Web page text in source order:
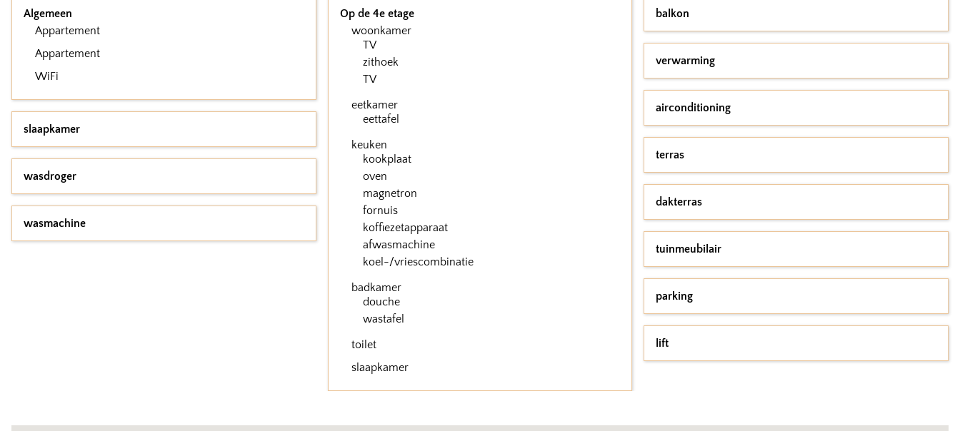
Algemeen
Appartement
Appartement
WiFi
slaapkamer
wasdroger
wasmachine
Op de 4e etage
woonkamer
TV
zithoek
TV
eetkamer
eettafel
keuken
kookplaat
oven
magnetron
fornuis
koffiezetapparaat
afwasmachine
koel-/vriescombinatie
badkamer
douche
wastafel
toilet
slaapkamer
balkon
verwarming
airconditioning
terras
dakterras
tuinmeubilair
parking
lift